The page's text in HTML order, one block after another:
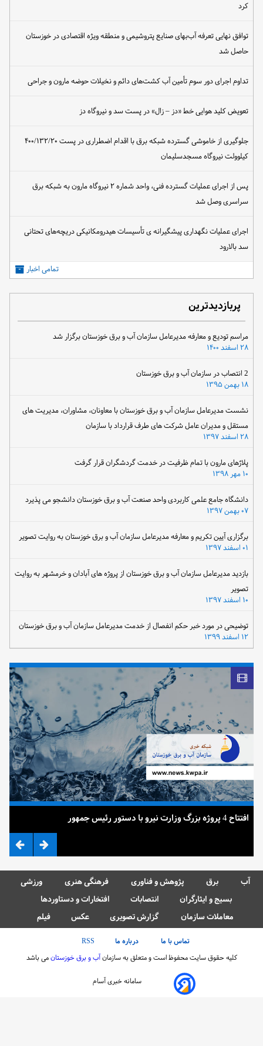
کرد
توافق نهایی تعرفه آب‌بهای صنایع پتروشیمی و منطقه ویژه اقتصادی در خوزستان
حاصل شد
تداوم اجرای دور سوم تأمین آب کشت‌های دائم و نخیلات حوضه مارون و جراحی
تعویض کلید هوایی خط «دز – زال» در پست سد و نیروگاه دز
جلوگیری از خاموشی گسترده شبکه برق با اقدام اضطراری در پست ۴۰۰/۱۳۲/۲۰
کیلوولت نیروگاه مسجدسلیمان
پس از اجرای عملیات گسترده فنی، واحد شماره ۲ نیروگاه مارون به شبکه برق
سراسری وصل شد
اجرای عملیات نگهداری پیشگیرانه ی تأسیسات هیدرومکانیکی دریچه‌های تحتانی
سد بالارود
تمامی اخبار
پربازدیدترین
مراسم تودیع و معارفه مدیرعامل سازمان آب و برق خوزستان برگزار شد
۲۸ اسفند ۱۴۰۰
۱۸ بهمن ۱۳۹۵
نشست مدیرعامل سازمان آب و برق خوزستان با معاونان، مشاوران، مدیریت های
مستقل و مدیران عامل شرکت های طرف قرارداد با سازمان
۲۸ اسفند ۱۳۹۷
پلاژهای مارون با تمام ظرفیت در خدمت گردشگران قرار گرفت
دانشگاه جامع علمی کاربردی واحد صنعت آب و برق خوزستان دانشجو می پذیرد
۰۷ بهمن ۱۳۹۷
برگزاری آیین تکریم و معارفه مدیرعامل سازمان آب و برق خوزستان به روایت تصویر
بازدید مدیرعامل سازمان آب و برق خوزستان از پروژه های آبادان و خرمشهر به روایت
تصویر
توضیحی در مورد خبر حکم انفصال از خدمت مدیرعامل سازمان آب و برق خوزستان
۱۲ اسفند ۱۳۹۹
افتتاح 4 پروژه بزرگ وزارت نیرو با دستور رئیس جمهور
آب برق پژوهش و فناوری فرهنگی هنری
ورزشی
بسیج و ایثارگران
انتصابات
افتخارات و دستاوردها
معاملات سازمان
گزارش تصویری عکس فیلم
تماس با ما درباره ما
RSS
کلیه حقوق سایت محفوظ است و متعلق به سازمانآب و برق خوزستانمی باشد
سامانه خبری آسام